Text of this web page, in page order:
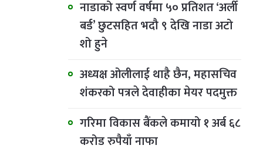
नाडाको स्वर्ण वर्षमा ५० प्रतिशत ‘अर्ली
बर्ड’ छुटसहित भदौ ९ देखि नाडा अटो
शो हुने
अध्यक्ष ओलीलाई थाहै छैन, महासचिव
शंकरको पत्रले देवाहीका मेयर पदमुक्त
गरिमा विकास बैंकले कमायो १ अर्ब ६८
करोड रुपैयाँ नाफा